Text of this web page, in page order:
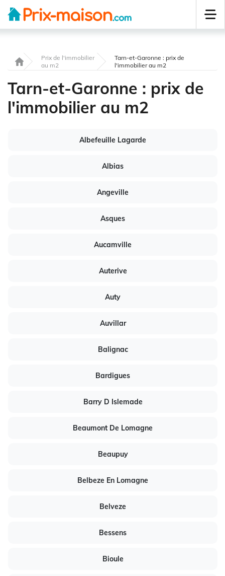
Prix de l'immobilier
au m2
Tarn-et-Garonne : prix de
l'immobilier au m2
Tarn-et-Garonne : prix de
l'immobilier au m2
Albefeuille Lagarde
Albias
Angeville
Asques
Aucamville
Auterive
Auty
Auvillar
Balignac
Bardigues
Barry D Islemade
Beaumont De Lomagne
Beaupuy
Belbeze En Lomagne
Belveze
Bessens
Bioule